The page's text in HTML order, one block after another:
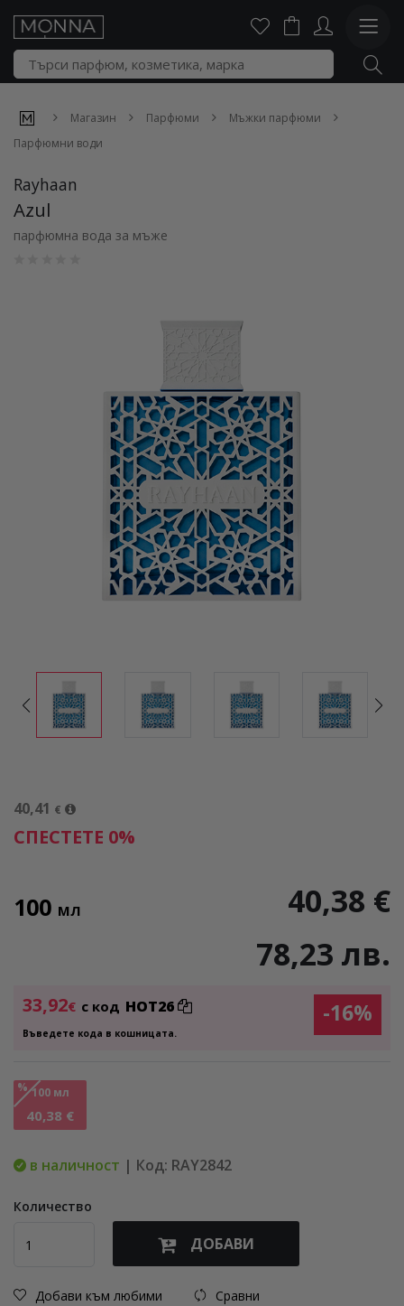
Магазин Парфюми
Мъжки парфюми
Парфюмни води
Rayhaan
Azul
парфюмна вода за мъже
40,41 €
СПЕСТЕТЕ 0%
100 МЛ
40,38 €
78,23 лв.
33,92€ с код HOT26
Въведете кода в кошницата.
-16%
% 100 мл
40,38 €
в наличност | Код: RAY2842
Количество
ДОБАВИ
Добави към любими Сравни